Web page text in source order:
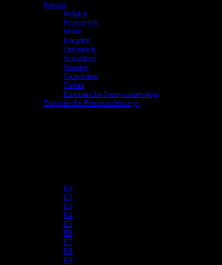
Europa
Belgien
Frankreich
Irland
Kroatien
Österreich
Schottland
Spanien
Tschechien
Türkei
Europäische Fernwanderwege
Europäische Fernwanderwege
E1
E2
E3
E4
E5
E6
E7
E8
E9